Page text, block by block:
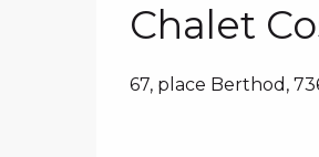
Chalet
67, place Berthod,